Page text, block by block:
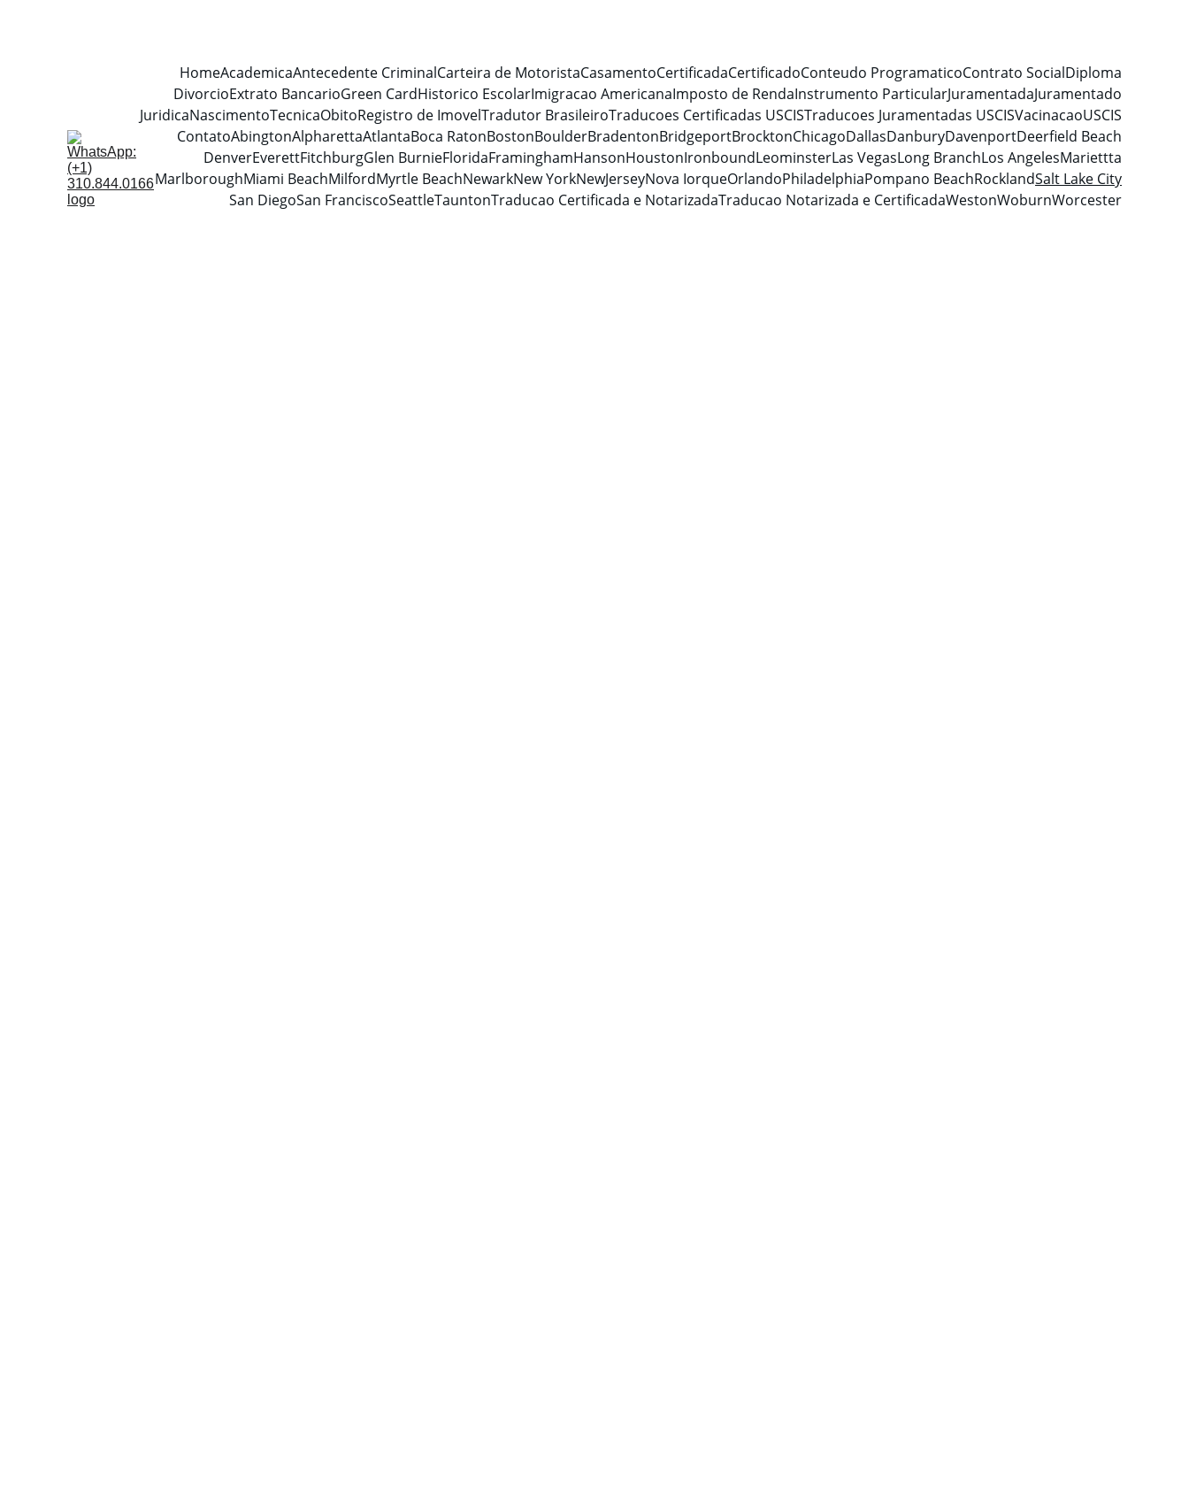
HomeAcademicaAntecedente CriminalCarteira de MotoristaCasamentoCertificadaCertificadoConteudo ProgramaticoContrato SocialDiploma
DivorcioExtrato BancarioGreen CardHistorico EscolarImigracao AmericanaImposto de RendaInstrumento ParticularJuramentadaJuramentado
JuridicaNascimentoTecnicaObitoRegistro de ImovelTradutor BrasileiroTraducoes Certificadas USCISTraducoes Juramentadas USCISVacinacaoUSCIS
ContatoAbingtonAlpharettaAtlantaBoca RatonBostonBoulderBradentonBridgeportBrocktonChicagoDallasDanburyDavenportDeerfield Beach
DenverEverettFitchburgGlen BurnieFloridaFraminghamHansonHoustonIronboundLeominsterLas VegasLong BranchLos AngelesMariettta
MarlboroughMiami BeachMilfordMyrtle BeachNewarkNew YorkNewJerseyNova IorqueOrlandoPhiladelphiaPompano BeachRocklandSalt Lake City
San DiegoSan FranciscoSeattleTauntonTraducao Certificada e NotarizadaTraducao Notarizada e CertificadaWestonWoburnWorcester